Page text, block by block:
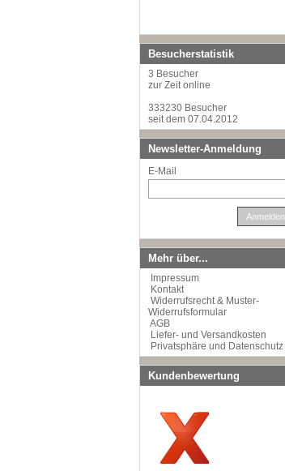
Besucherstatistik
3 Besucher
zur Zeit online
333230 Besucher
seit dem 07.04.2012
Newsletter-Anmeldung
E-Mail
Anmelden
Mehr über...
Impressum
Kontakt
Widerrufsrecht & Muster-
Widerrufsformular
AGB
Liefer- und Versandkosten
Privatsphäre und Datenschutz
Kundenbewertung